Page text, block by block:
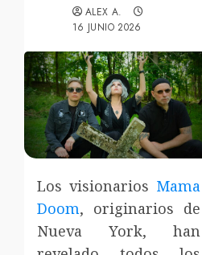
ALEX A.
16 JUNIO 2026
Los visionarios Mama
Doom, originarios de
Nueva York, han